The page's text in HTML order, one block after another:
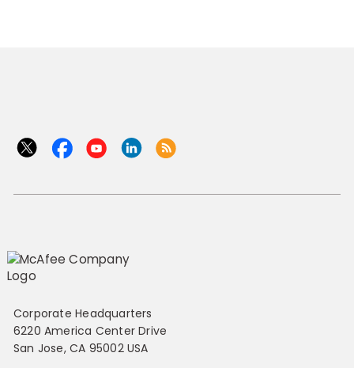
Corporate Headquarters
6220 America Center Drive
San Jose, CA 95002 USA